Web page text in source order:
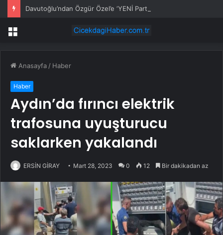
Davutoğlu’ndan Özgür Özel’e ‘YENİ Parti’ tebriği
Menü
Anasayfa / Haber
Haber
Aydın’da fırıncı elektrik
trafosuna uyuşturucu
saklarken yakalandı
ERSİN GİRAY Mart 28, 2023 0 12 Bir dakikadan az